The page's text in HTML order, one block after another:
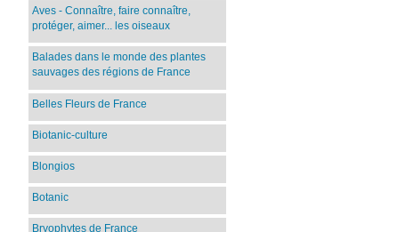
Aves - Connaître, faire connaître,
protéger, aimer... les oiseaux
Balades dans le monde des plantes
sauvages des régions de France
Belles Fleurs de France
Biotanic-culture
Blongios
Botanic
Bryophytes de France